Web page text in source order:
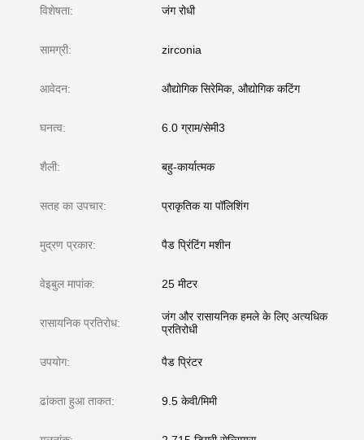
विशेषता: जंग रोधी
सामग्री: zirconia
आवेदन: औद्योगिक सिरेमिक, औद्योगिक कटिंग
घनत्व: 6.0 ग्राम/सेमी3
शैली: बहु-कार्यात्मक
सतह का उपचार: प्राकृतिक या पॉलिशिंग
मुद्रण प्रकार: पैड प्रिंटिंग मशीन
वेइबुल मापांक: 25 मीटर
रासायनिक प्रतिरोध:
जंग और रासायनिक हमले के लिए अत्यधिक
प्रतिरोधी
उपयोग: पैड प्रिंटर
ढांकता हुआ ताकत: 9.5 केवी/मिमी